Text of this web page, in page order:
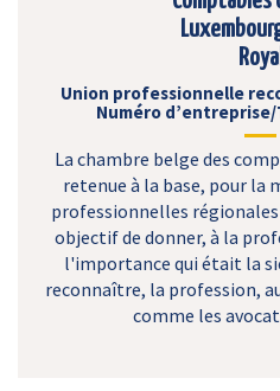
Union professionnelle
Numéro d’entreprise/
La chambre belge des
retenue à la base, pour la
professionnelles
objectif de donner, à la
l'importance qui était la
reconnaître, la profession,
comme les